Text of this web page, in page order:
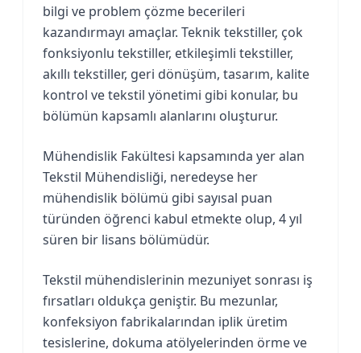
bilgi ve problem çözme becerileri
kazandırmayı amaçlar. Teknik tekstiller, çok
fonksiyonlu tekstiller, etkileşimli tekstiller,
akıllı tekstiller, geri dönüşüm, tasarım, kalite
kontrol ve tekstil yönetimi gibi konular, bu
bölümün kapsamlı alanlarını oluşturur.
Mühendislik Fakültesi kapsamında yer alan
Tekstil Mühendisliği, neredeyse her
mühendislik bölümü gibi sayısal puan
türünden öğrenci kabul etmekte olup, 4 yıl
süren bir lisans bölümüdür.
Tekstil mühendislerinin mezuniyet sonrası iş
fırsatları oldukça geniştir. Bu mezunlar,
konfeksiyon fabrikalarından iplik üretim
tesislerine, dokuma atölyelerinden örme ve